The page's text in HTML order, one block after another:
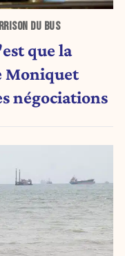
DU BUS
que la
Moniquet
négociations